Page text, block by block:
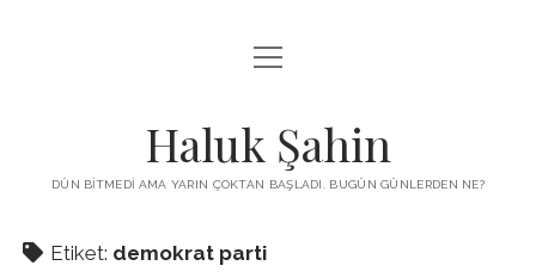
KUTUP YILDIZI
MENDIREK YAZILARI
ADA
PROGRAMLAR
menüyü
aç
Haluk Şahin
DÜN BITMEDI AMA YARIN ÇOKTAN BAŞLADI. BUGÜN GÜNLERDEN NE?
Etiket: demokrat parti